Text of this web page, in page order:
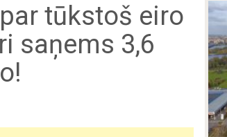
tūkstoš eiro
saņems 3,6